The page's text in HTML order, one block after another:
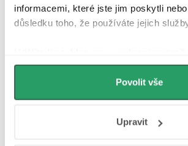
informacemi, které jste jim poskytli
důsledku toho, že používáte jejich
můžeme používat cookies pro analytiku
personalizovanou reklamu. Jak Google
osobní údaje najdete na stránkách
Povolit vše
Upravit